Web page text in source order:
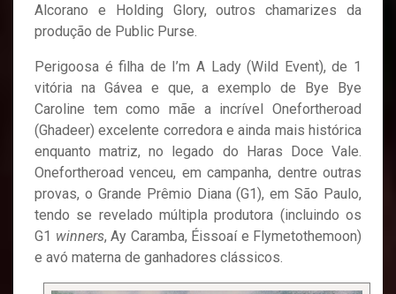
Alcorano e Holding Glory, outros chamarizes da
produção de Public Purse.
Perigoosa é filha de I’m A Lady (Wild Event), de 1
vitória na Gávea e que, a exemplo de Bye Bye
Caroline tem como mãe a incrível Onefortheroad
(Ghadeer) excelente corredora e ainda mais histórica
enquanto matriz, no legado do Haras Doce Vale.
Onefortheroad venceu, em campanha, dentre outras
provas, o Grande Prêmio Diana (G1), em São Paulo,
tendo se revelado múltipla produtora (incluindo os
G1 winners, Ay Caramba, Éissoaí e Flymetothemoon)
e avó materna de ganhadores clássicos.